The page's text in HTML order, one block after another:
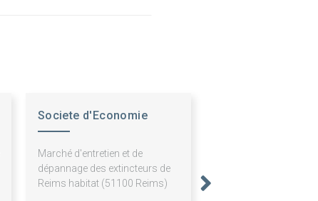
Societe d'Economie
Marché d'entretien et de
dépannage des extincteurs de
Reims habitat (51100 Reims)